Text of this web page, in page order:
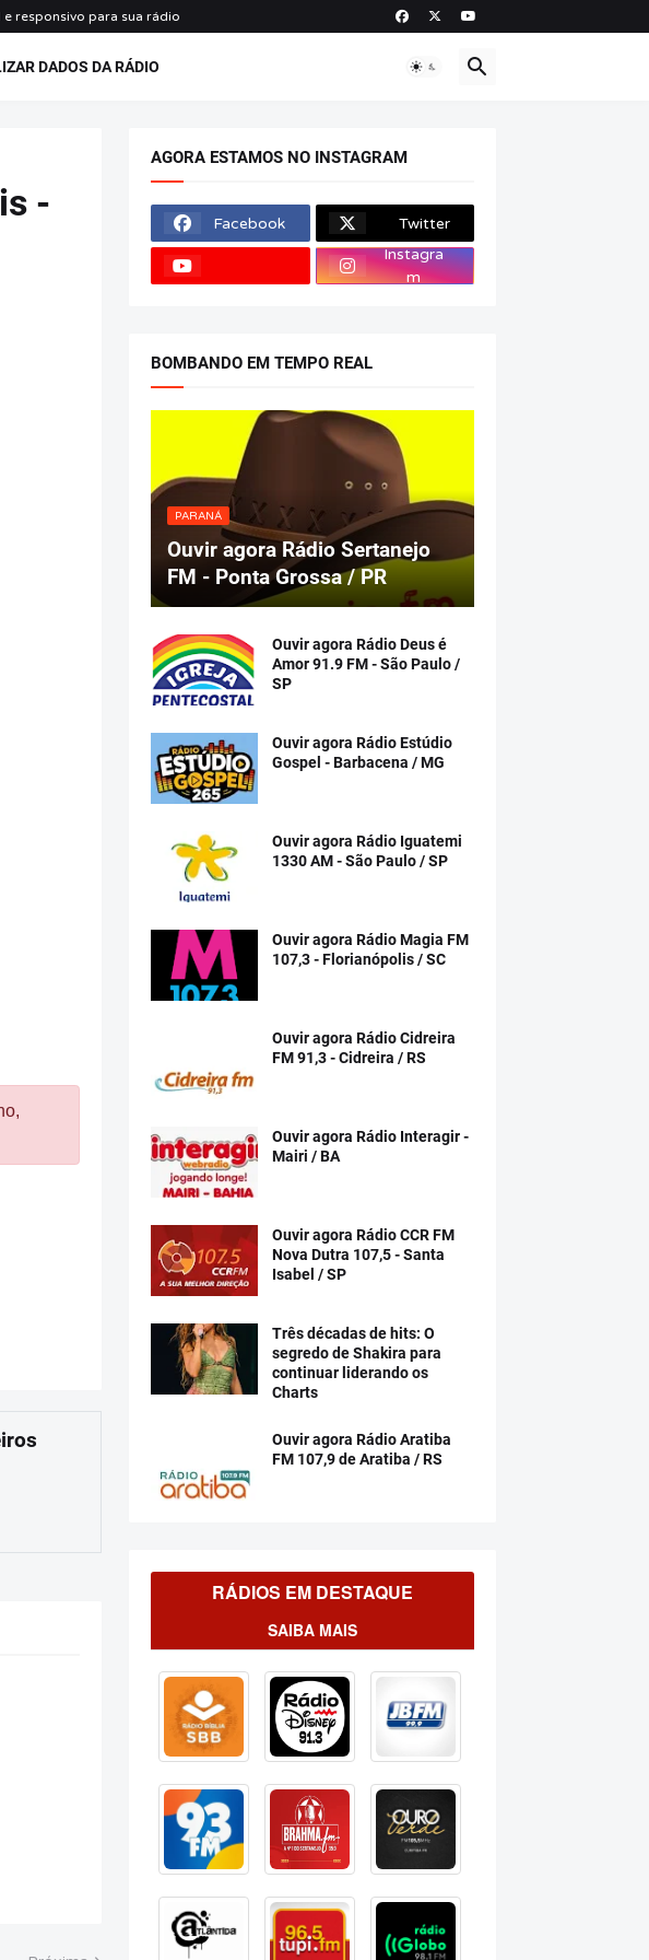
e responsivo para sua rádio
DADOS DA RÁDIO
-
AGORA ESTAMOS NO INSTAGRAM
Facebook
Twitter
Instagra
m
BOMBANDO EM TEMPO REAL
PARANÁ
Ouvir agora Rádio Sertanejo
FM - Ponta Grossa / PR
Ouvir agora Rádio Deus é
Amor 91.9 FM - São Paulo /
SP
Ouvir agora Rádio Estúdio
Gospel - Barbacena / MG
Ouvir agora Rádio Iguatemi
1330 AM - São Paulo / SP
Ouvir agora Rádio Magia FM
107,3 - Florianópolis / SC
Ouvir agora Rádio Cidreira
FM 91,3 - Cidreira / RS
Ouvir agora Rádio Interagir -
Mairi / BA
Ouvir agora Rádio CCR FM
Nova Dutra 107,5 - Santa
Isabel / SP
Três décadas de hits: O
segredo de Shakira para
continuar liderando os
Charts
Ouvir agora Rádio Aratiba
FM 107,9 de Aratiba / RS
RÁDIOS EM DESTAQUE
SAIBA MAIS